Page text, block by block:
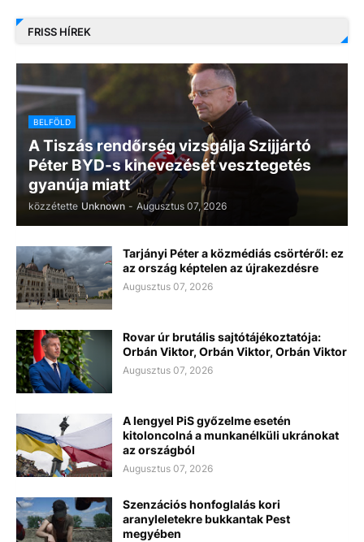
FRISS HÍREK
BELFÖLD
A Tiszás rendőrség vizsgálja Szijjártó
Péter BYD-s kinevezését vesztegetés
gyanúja miatt
közzétette Unknown - Augusztus 07, 2026
Tarjányi Péter a közmédiás csörtéről: ez
az ország képtelen az újrakezdésre
Augusztus 07, 2026
Rovar úr brutális sajtótájékoztatója:
Orbán Viktor, Orbán Viktor, Orbán Viktor
Augusztus 07, 2026
A lengyel PiS győzelme esetén
kitoloncolná a munkanélküli ukránokat
az országból
Augusztus 07, 2026
Szenzációs honfoglalás kori
aranyleletekre bukkantak Pest
megyében